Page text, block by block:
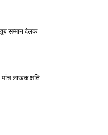
सम्मान देलक
लाखक क्षति